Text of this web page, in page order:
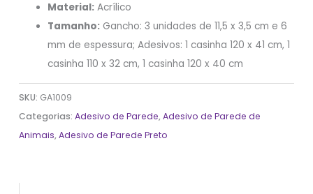
Material: Acrílico
Tamanho: Gancho: 3 unidades de 11,5 x 3,5 cm e 6
mm de espessura; Adesivos: 1 casinha 120 x 41 cm, 1
casinha 110 x 32 cm, 1 casinha 120 x 40 cm
SKU: GA1009
Categorias:Adesivo de Parede,Adesivo de Parede de
Animais,Adesivo de Parede Preto